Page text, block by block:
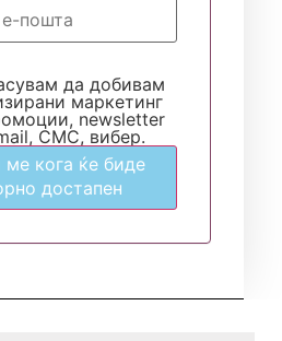
да добивам
маркетинг
newsletter
СМС, вибер.
ме кога ќе биде
достапен